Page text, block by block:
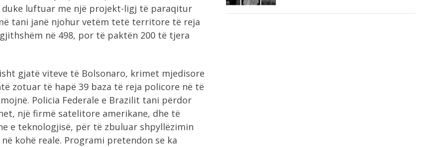
luftuar me një projekt-ligj të paraqitur
tani janë njohur vetëm tetë territore të reja
në 498, por të paktën 200 të tjera
gjatë viteve të Bolsonaro, krimet mjedisore
zotuar të hapë 39 baza të reja policore në të
Policia Federale e Brazilit tani përdor
një firmë satelitore amerikane, dhe të
e teknologjisë, për të zbuluar shpyllëzimin
kohë reale. Programi pretendon se ka